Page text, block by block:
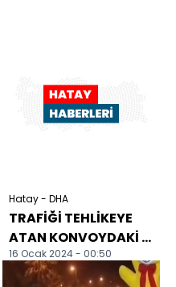
Hatay - DHA
TRAFİĞİ TEHLİKEYE
ATAN KONVOYDAKİ 8
MOTOSİKLETE 101 BİN
279 LİRA CEZA
16 Ocak 2024 - 00:50